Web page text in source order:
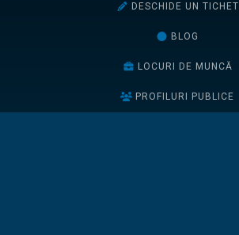
DESCHIDE UN TICHET
BLOG
LOCURI DE MUNCĂ
PROFILURI PUBLICE